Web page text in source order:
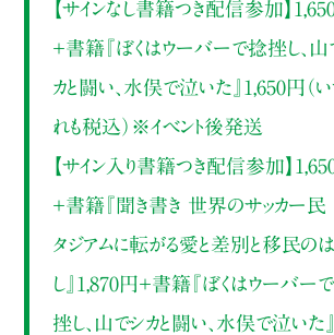
【サインなし書籍つき配信参加】
＋書籍『ぼくはウーバーで捻挫し、山
カと闘い、水俣で泣いた』1,650円（
れも税込）※イベント後発送
【サイン入り書籍つき配信参加】
＋書籍『聞き書き 世界のサッカー
タジアムに転がる愛と差別と移民の
し』1,870円＋書籍『ぼくはウーバー
挫し、山でシカと闘い、水俣で泣いた』